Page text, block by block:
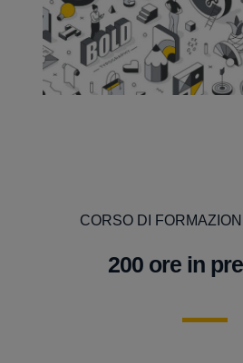
CORSO DI
200 ore in